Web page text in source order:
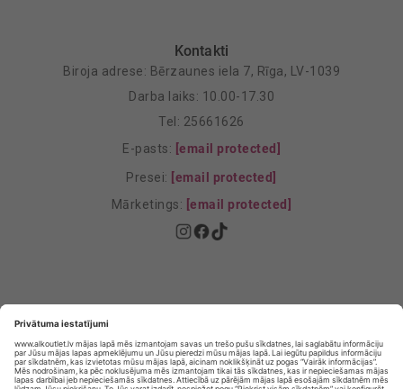
Kontakti
Biroja adrese: Bērzaunes iela 7, Rīga, LV-1039
Darba laiks: 10.00-17.30
Tel: 25661626
E-pasts: [email protected]
Presei: [email protected]
Mārketings: [email protected]
Privātuma Iestatījumi
E-veikala lietošanas noteikumi